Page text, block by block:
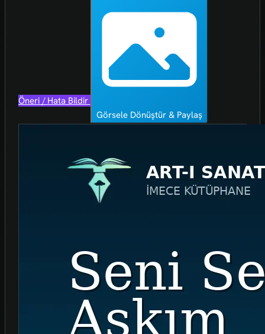
Öneri / Hata Bildir
Görsele Dönüştür & Paylaş